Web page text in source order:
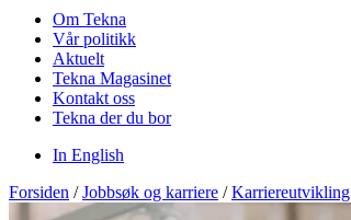
Om Tekna
Vår politikk
Aktuelt
Tekna Magasinet
Kontakt oss
Tekna der du bor
In English
Forsiden / Jobbsøk og karriere / Karriereutvikling